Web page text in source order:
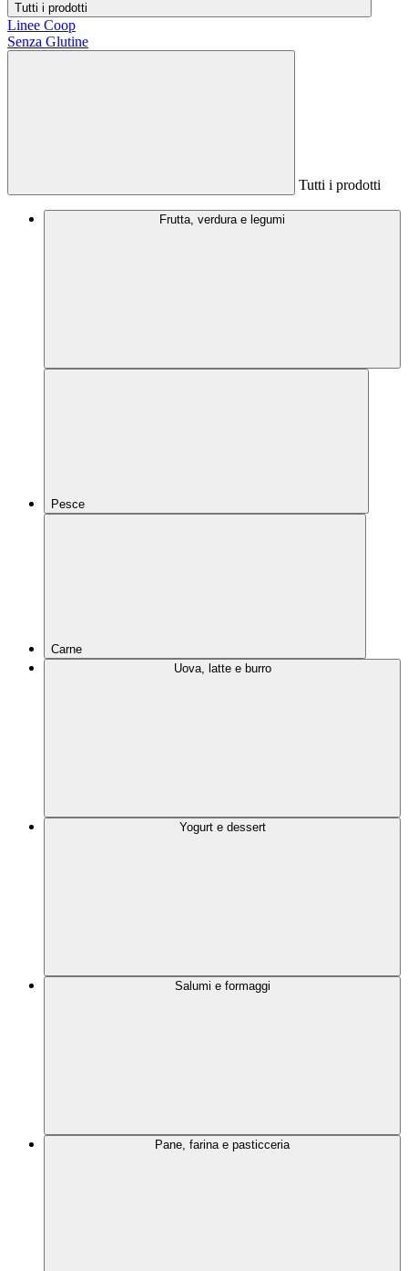
Tutti i prodotti
Linee Coop
Senza Glutine
Tutti i prodotti
Frutta, verdura e legumi
Pesce
Carne
Uova, latte e burro
Yogurt e dessert
Salumi e formaggi
Pane, farina e pasticceria